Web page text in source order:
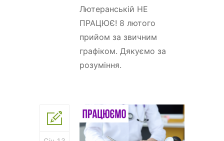
Лютеранській НЕ
ПРАЦЮЄ! 8 лютого
прийом за звичним
графіком. Дякуємо за
розуміння.